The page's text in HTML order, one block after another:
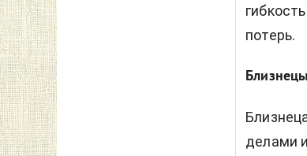
потерь.
Близнецы
делами